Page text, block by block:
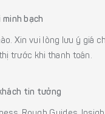
bạch
Xin vui lòng lưu ý giá
trước khi thanh toán.
tin tưởng